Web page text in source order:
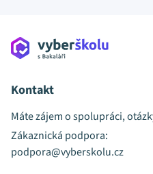
Kontakt
Máte zájem o spolupráci,
Zákaznická podpora:
podpora@vyberskolu.cz